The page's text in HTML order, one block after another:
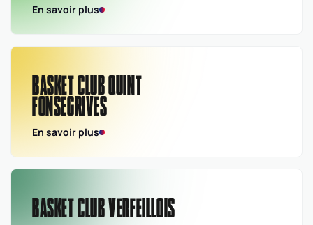
En savoir plus
BASKET CLUB QUINT
FONSEGRIVES
En savoir plus
BASKET CLUB VERFEILLOIS